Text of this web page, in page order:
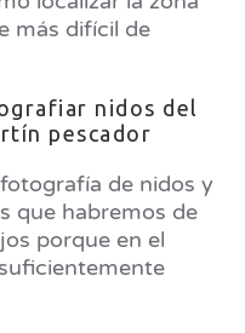
más difícil de
nidos del
pescador
de nidos y
que habremos de
porque en el